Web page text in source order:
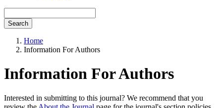
Search
Home
Information For Authors
Information For Authors
Interested in submitting to this journal? We recommend that you